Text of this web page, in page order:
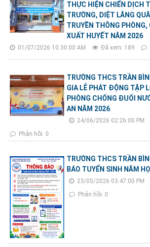
THỰC HIỆN CHIẾN DỊCH
TRƯỜNG, DIỆT LĂNG
TRUYỀN THÔNG PHÒNG,
XUẤT HUYẾT NĂM 2026
01/07/2026 10:30:00 AM Đã xem: 189
TRƯỜNG THCS TRẦN
GIA LỄ PHÁT ĐỘNG TẬP
PHÒNG CHỐNG ĐUỐI
AN NĂM 2026
24/06/2026 02:26:00 PM
Phản hồi: 0
TRƯỜNG THCS TRẦN
BÁO TUYỂN SINH NĂM
23/05/2026 03:47:00 PM
Phản hồi: 0